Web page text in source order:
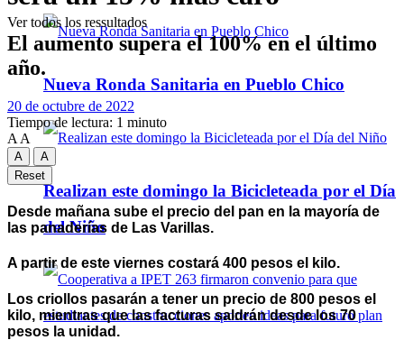
Nueva Ronda Sanitaria en Pueblo Chico
Realizan este domingo la Bicicleteada por el Día
del Niño
Ver todos los ressultados
El aumento supera el 100% en el último
año.
20 de octubre de 2022
Tiempo de lectura: 1 minuto
A A
A
A
Reset
Desde mañana sube el precio del pan en la mayoría de
las panaderías de Las Varillas.
A partir de este viernes costará 400 pesos el kilo.
Los criollos pasarán a tener un precio de 800 pesos el
kilo, mientras que las facturas saldrán desde los 70
pesos la unidad.